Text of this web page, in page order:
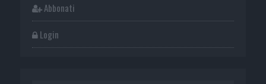
Abbonati
Login